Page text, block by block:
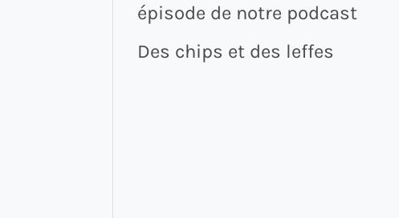
épisode de notre podcast
Des chips et des leffes